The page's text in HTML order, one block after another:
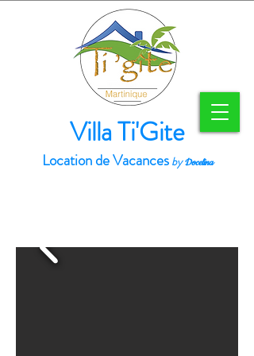
Villa Ti'Gite
Location de VacancesbyDocelina